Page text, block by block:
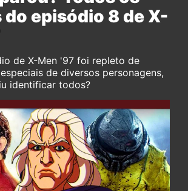
do episódio 8 de X-
de X-Men '97 foi repleto de
de diversos personagens,
identificar todos?